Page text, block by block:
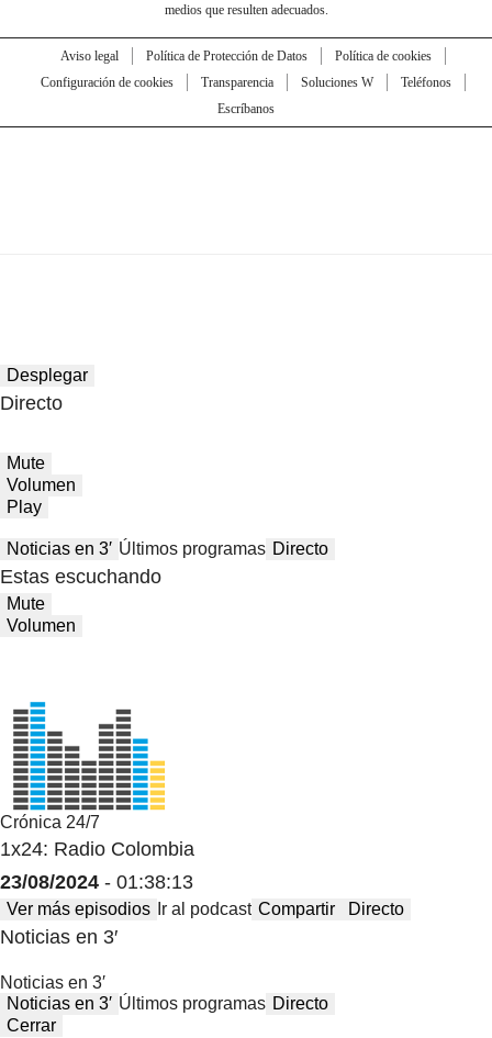
medios que resulten adecuados.
Aviso legal Política de Protección de Datos
Política de cookies
Configuración de cookies
Transparencia Soluciones W
Teléfonos
Escríbanos
Desplegar
Directo
Mute
Volumen
Play
Noticias en 3′ Últimos programas Directo
Estas escuchando
Mute
Volumen
Crónica 24/7
1x24: Radio Colombia
23/08/2024 - 01:38:13
Ver más episodios Ir al podcast Compartir Directo
Noticias en 3′
Noticias en 3′
Noticias en 3′ Últimos programas Directo
Cerrar